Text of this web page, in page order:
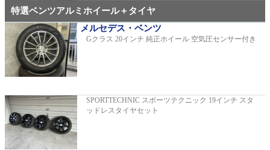
特選ベンツアルミホイール＋タイヤ
メルセデス・ベンツ
Gクラス 20インチ 純正ホイール 空気圧センサー付き
SPORTTECHNIC スポーツテクニック 19インチ スタ
ッドレスタイヤセット